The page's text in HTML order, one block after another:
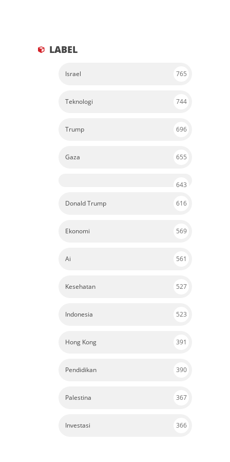
LABEL
Israel 765
Teknologi 744
Trump 696
Gaza 655
643
Donald Trump 616
Ekonomi 569
Ai 561
Kesehatan 527
Indonesia 523
Hong Kong 391
Pendidikan 390
Palestina 367
Investasi 366